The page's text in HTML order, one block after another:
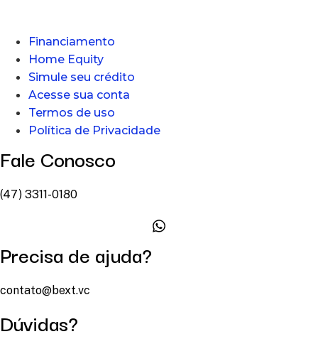
Financiamento
Home Equity
Simule seu crédito
Acesse sua conta
Termos de uso
Política de Privacidade
Fale Conosco
(47) 3311-0180
Precisa de ajuda?
contato@bext.vc
Dúvidas?